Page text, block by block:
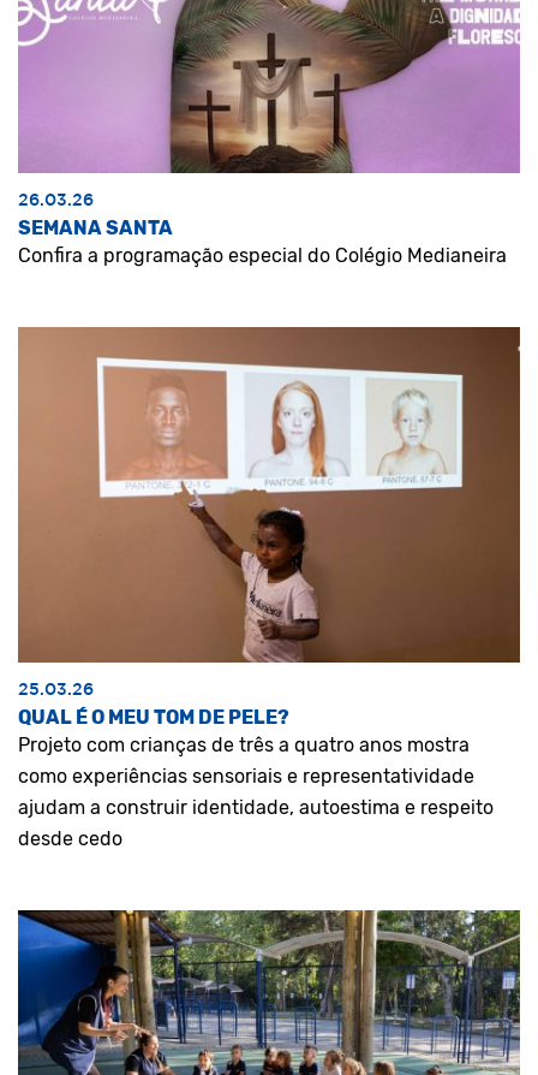
26.03.26
SEMANA SANTA
Confira a programação especial do Colégio Medianeira
25.03.26
QUAL É O MEU TOM DE PELE?
Projeto com crianças de três a quatro anos mostra
como experiências sensoriais e representatividade
ajudam a construir identidade, autoestima e respeito
desde cedo